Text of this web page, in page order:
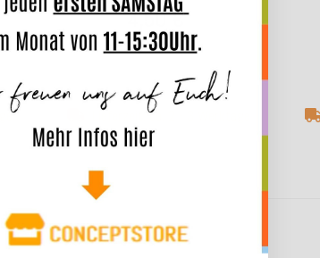
4,50 €*
Lieferzeit: ca. 2 - 3 Werktage